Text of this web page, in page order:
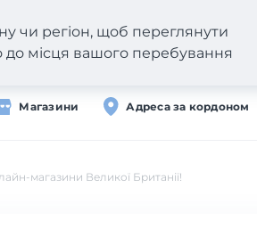
Магазини Адреса за кордоном
чи регіон, щоб переглянути
до місця вашого перебування
магазини Великої Британії!